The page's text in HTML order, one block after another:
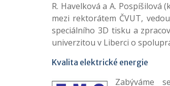
R. Havelková a A.
mezi rektorátem ČVUT,
speciálního 3D tisku a
univerzitou v Liberci o
Kvalita elektrické energie
Zabýváme